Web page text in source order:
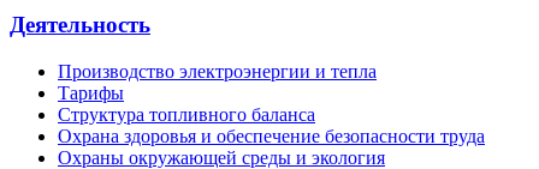
Деятельность
Производство электроэнергии и тепла
Тарифы
Структура топливного баланса
Охрана здоровья и обеспечение безопасности труда
Охраны окружающей среды и экология